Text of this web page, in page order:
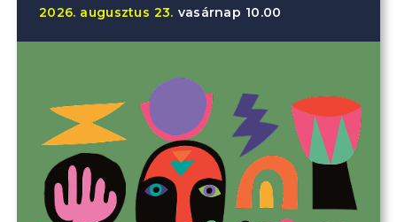
2026. augusztus 23. vasárnap 10.00